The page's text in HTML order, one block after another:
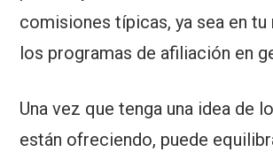
comisiones típicas, ya sea en
los programas de afiliación en
Una vez que tenga una idea de
están ofreciendo, puede